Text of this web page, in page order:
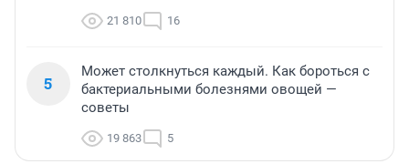
21 810 16
5
Может столкнуться каждый. Как бороться с
бактериальными болезнями овощей —
советы
19 863 5